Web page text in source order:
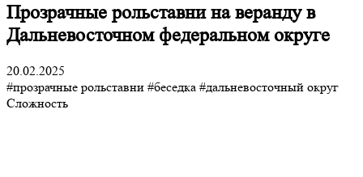
Прозрачные рольставни на веранду в
Дальневосточном федеральном округе
20.02.2025
#прозрачные рольставни #беседка #дальневосточный округ
Сложность